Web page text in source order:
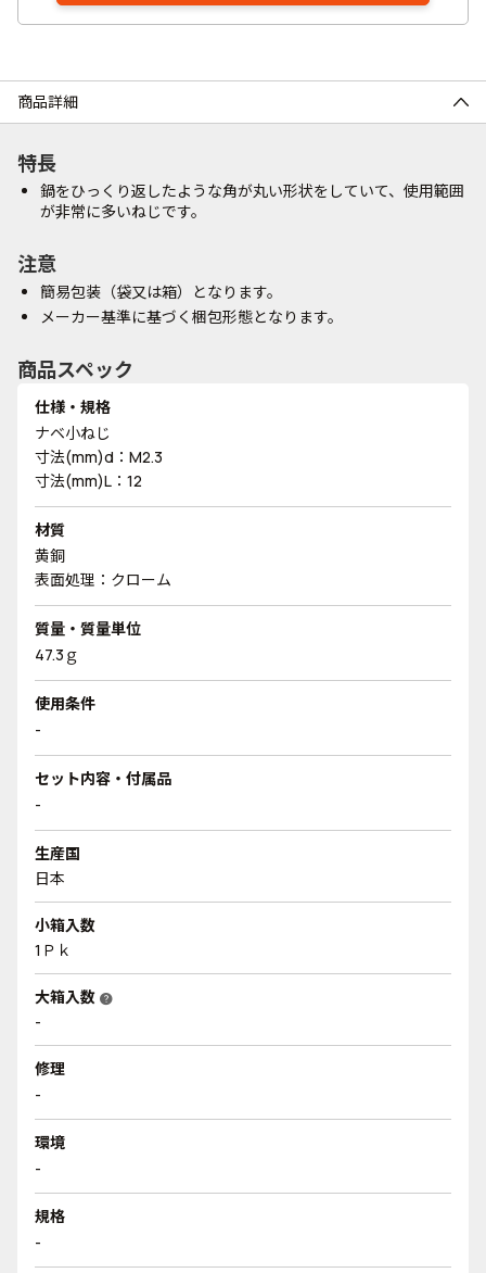
商品詳細
特長
鍋をひっくり返したような角が丸い形状をしていて、使用範囲
が非常に多いねじです。
注意
簡易包装（袋又は箱）となります。
メーカー基準に基づく梱包形態となります。
商品スペック
仕様・規格
ナベ小ねじ
寸法(mm)d：M2.3
寸法(mm)L：12
材質
黄銅
表面処理：クローム
質量・質量単位
47.3ｇ
使用条件
-
セット内容・付属品
-
生産国
日本
小箱入数
1Ｐｋ
大箱入数 help
-
修理
-
環境
-
規格
-